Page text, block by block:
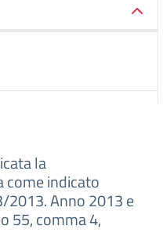
la
indicato
2013. Anno 2013 e
55, comma 4,